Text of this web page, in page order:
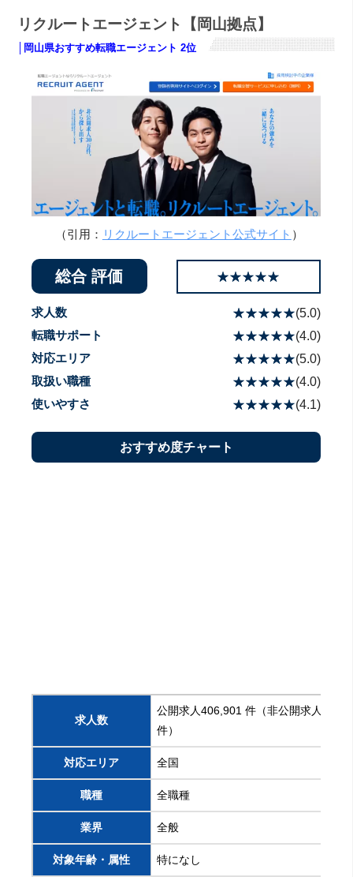
リクルートエージェント【岡山拠点】
│岡山県おすすめ転職エージェント 2位
（引用： リクルートエージェント公式サイト ）
総合 評価 ☆☆☆☆☆
★★★★★
求人数 ☆☆☆☆☆
★★★★★(5.0)
転職サポート
☆☆☆☆☆
★★★★★(4.0)
対応エリア
☆☆☆☆☆
★★★★★(5.0)
取扱い職種
☆☆☆☆☆
★★★★★(4.0)
使いやすさ
☆☆☆☆☆
★★★★★(4.1)
おすすめ度チャート
求人数
公開求人406,901 件（非公開求人
件）
対応エリア 全国
職種 全職種
業界 全般
対象年齢・属性 特になし